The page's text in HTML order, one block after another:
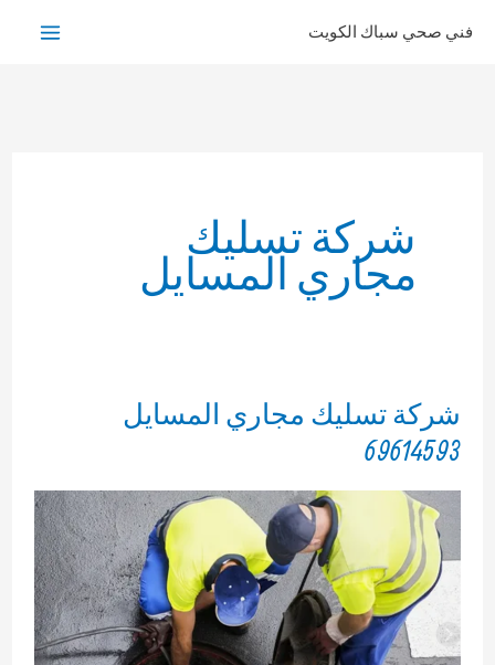
فني صحي سباك الكويت
شركة تسليك
مجاري المسايل
شركة تسليك مجاري المسايل
69614593